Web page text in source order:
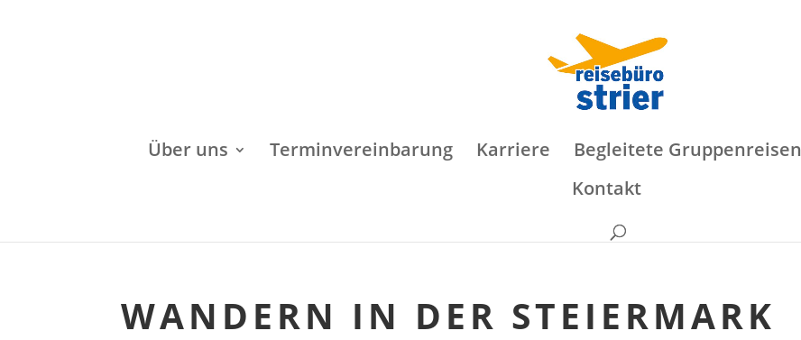
Über uns Terminvereinbarung Karriere Begleitete Gruppenreisen
Kontakt
WANDERN IN DER STEIERMARK